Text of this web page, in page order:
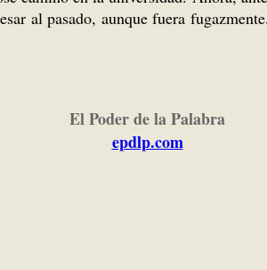
al pasado, aunque fuera
El Poder de la Palabra
epdlp.com